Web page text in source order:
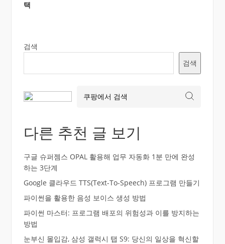
택
검색
검색
다른 추천 글 보기
구글 슈퍼젬스 OPAL 활용해 업무 자동화 1분 만에 완성
하는 3단계
Google 클라우드 TTS(Text-To-Speech) 프로그램 만들기
파이썬을 활용한 음성 보이스 생성 방법
파이썬 마스터: 프로그램 배포의 위험성과 이를 방지하는
방법
눈부신 몰입감, 삼성 갤럭시 탭 S9: 당신의 일상을 혁신할